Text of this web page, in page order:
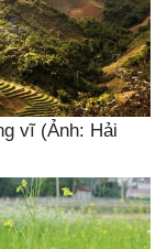
vĩ (Ảnh: Hải